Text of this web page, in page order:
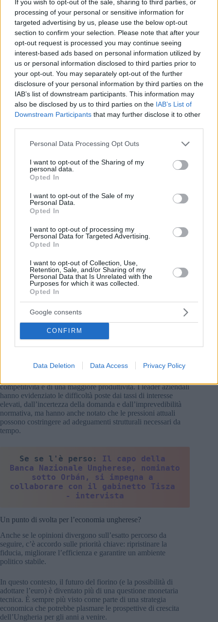
If you wish to opt-out of the sale, sharing to third parties, or
processing of your personal or sensitive information for
targeted advertising by us, please use the below opt-out
section to confirm your selection. Please note that after your
opt-out request is processed you may continue seeing
interest-based ads based on personal information utilized by
us or personal information disclosed to third parties prior to
your opt-out. You may separately opt-out of the further
disclosure of your personal information by third parties on the
IAB’s list of downstream participants. This information may
also be disclosed by us to third parties on the IAB’s List of
Downstream Participants that may further disclose it to other
Please note that this website/app uses one or more Google
not limited to your visit or usage behaviour. You may click to
grant or deny consent to Google and its third-party tags to
use your data for below specified purposes in below Google
consent section.
Personal Data Processing Opt Outs
I want to opt-out of the Sharing of my
personal data.
Opted In
I want to opt-out of the Sale of my
Personal Data.
Opted In
I want to opt-out of processing my
Personal Data for Targeted Advertising.
Opted In
I want to opt-out of Collection, Use,
Retention, Sale, and/or Sharing of my
Personal Data that Is Unrelated with the
Purposes for which it was collected.
Opted In
Google consents
CONFIRM
Data Deletion Data Access Privacy Policy
significativamente più forti
rispetto alle previsioni attuali.
Tuttavia, gli esperti avvertono che un’eccessiva forza della
valuta può avere un costo. La crescita post-euro della
Slovacchia è rallentata dopo il forte apprezzamento
precedente all’adozione, dimostrando l’importanza di entrare
nella zona euro con un tasso di cambio equilibrato.
Il costo elevato del mantenimento del fiorino
Un altro argomento a favore dell’adozione dell’euro è il costo
del mantenimento di una valuta indipendente. Gli alti tassi di
interesse (necessari per sostenere il fiorino) hanno imposto un
pagato un grande premio per mantenere la propria valuta.
Sebbene questo abbia favorito gli investitori e i risparmiatori,
non si è tradotto in una più rapida convergenza economica.
Inoltre, i benefici degli alti tassi di interesse sono stati
distribuiti in modo ineguale. Come ha sottolineato Price,
consistenti, il che significa che non beneficia di rendimenti
più elevati.
Stabilità e prevedibilità in primo piano
Oltre ai potenziali risparmi sui costi, l’adozione dell’euro
potrebbe ridurre la volatilità dei tassi di cambio, rendendo la
pianificazione economica più prevedibile sia per le imprese
che per le famiglie.
Questo è in linea con i temi discussi durante la conferenza. La
Conferenza Paradigma del G7 si è concentrata molto su come
far ripartire l’economia stagnante dell’Ungheria dopo tre anni
difficili.
I partecipanti hanno ripetutamente sottolineato la necessità di
competitività e di una maggiore produttività. I leader aziendali
hanno evidenziato le difficoltà poste dai tassi di interesse
elevati, dall’incertezza della domanda e dall’imprevedibilità
normativa, ma hanno anche notato che le pressioni attuali
possono costringere ad adeguamenti strutturali necessari da
tempo.
Se se l'è perso: Il capo della
Banca Nazionale Ungherese, nominato
sotto Orbán, si impegna a
collaborare con il gabinetto Tisza
- intervista
Un punto di svolta per l’economia ungherese?
Anche se le opinioni divergono sull’esatto percorso da
seguire, c’è accordo sulle priorità chiave: ripristinare la
fiducia, migliorare l’efficienza e garantire un ambiente
politico stabile.
In questo contesto, il futuro del fiorino (e la possibilità di
adottare l’euro) è diventato più di una questione monetaria
tecnica. È sempre più visto come parte di una strategia
economica che potrebbe plasmare le prospettive di crescita
dell’Ungheria per gli anni a venire.